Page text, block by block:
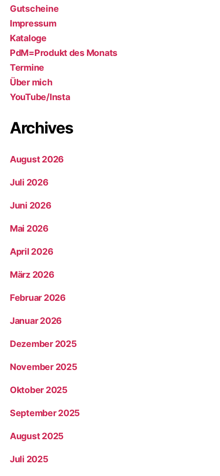
Gutscheine
Impressum
Kataloge
PdM=Produkt des Monats
Termine
Über mich
YouTube/Insta
Archives
August 2026
Juli 2026
Juni 2026
Mai 2026
April 2026
März 2026
Februar 2026
Januar 2026
Dezember 2025
November 2025
Oktober 2025
September 2025
August 2025
Juli 2025